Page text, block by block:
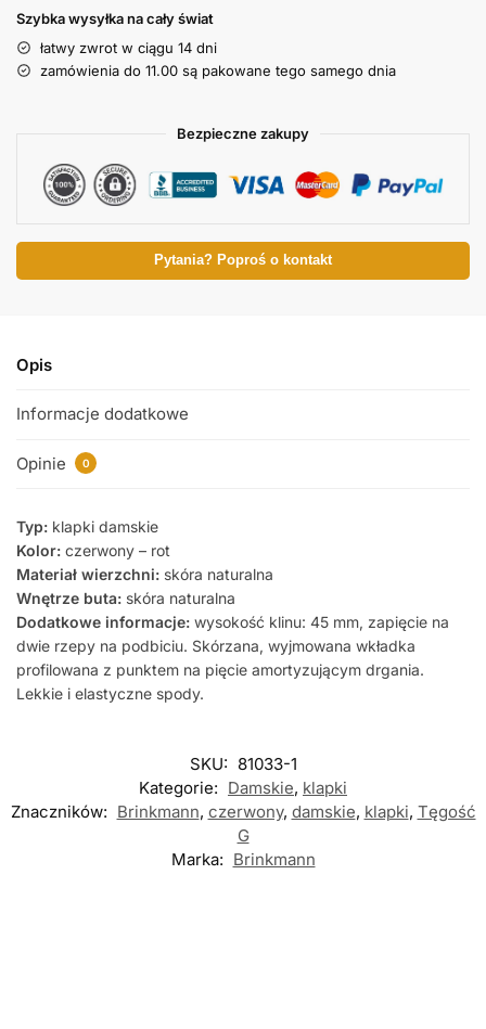
Szybka wysyłka na cały świat
łatwy zwrot w ciągu 14 dni
zamówienia do 11.00 są pakowane tego samego dnia
Bezpieczne zakupy
Pytania? Poproś o kontakt
Opis
Informacje dodatkowe
Opinie 0
Typ: klapki damskie
Kolor: czerwony – rot
Materiał wierzchni: skóra naturalna
Wnętrze buta: skóra naturalna
Dodatkowe informacje: wysokość klinu: 45 mm, zapięcie na
dwie rzepy na podbiciu. Skórzana, wyjmowana wkładka
profilowana z punktem na pięcie amortyzującym drgania.
Lekkie i elastyczne spody.
SKU: 81033-1
Kategorie: Damskie, klapki
Znaczników: Brinkmann, czerwony, damskie, klapki, Tęgość
G
Marka: Brinkmann